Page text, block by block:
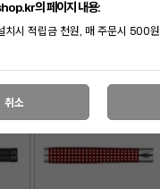
0
[TARGET] KAZE CEROS 0
12
의 페이지 내용:
치시 적립금 천원, 매 주문시 500
취소